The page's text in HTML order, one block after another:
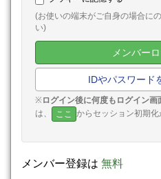
(お使いの端末がご自身の場合に
い)
メンバー
IDやパスワード
※ログイン後に何度もログイン画
は、
ここ からセッション初期化
メンバー登録は 無料